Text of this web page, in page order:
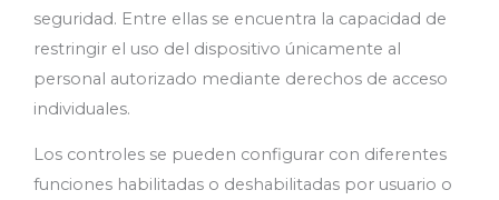
seguridad. Entre ellas se encuentra la capacidad de
restringir el uso del dispositivo únicamente al
personal autorizado mediante derechos de acceso
individuales.
Los controles se pueden configurar con diferentes
funciones habilitadas o deshabilitadas por usuario o